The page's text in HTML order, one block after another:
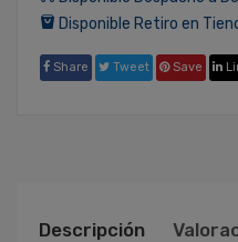
Disponible Retiro en
Share Tweet Save
Descripción